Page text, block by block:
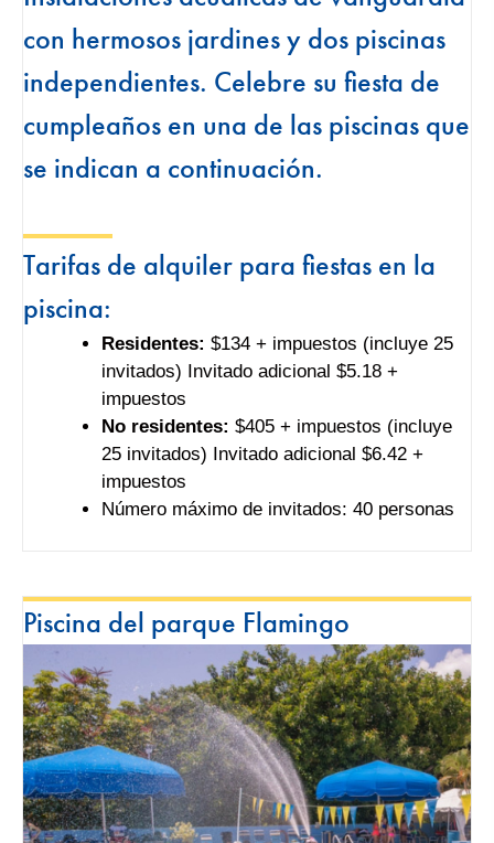
con hermosos jardines y dos piscinas
independientes. Celebre su fiesta de
cumpleaños en una de las piscinas que
se indican a continuación.
Tarifas de alquiler para fiestas en la
piscina:
Residentes: $134 + impuestos (incluye 25
invitados) Invitado adicional $5.18 +
impuestos
No residentes: $405 + impuestos (incluye
25 invitados) Invitado adicional $6.42 +
impuestos
Número máximo de invitados: 40 personas
Piscina del parque Flamingo